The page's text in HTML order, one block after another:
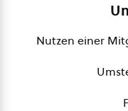
Nutzen einer